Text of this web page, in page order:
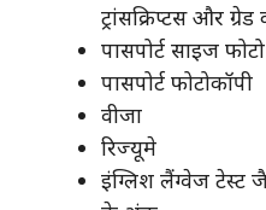
ट्रांसक्रिप्टस और ग्रेड
पासपोर्ट साइज फोटो
पासपोर्ट फोटोकॉपी
वीजा
रिज्यूमे
इंग्लिश लैंग्वेज टेस्ट